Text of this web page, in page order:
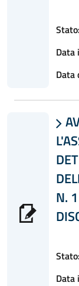
Stato:
Data
Data

N.
Stato:
Data